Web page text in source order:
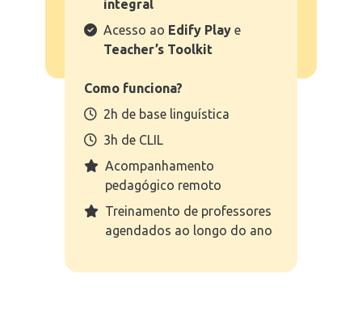
integral
Acesso ao Edify Play e
Teacher’s Toolkit
Como funciona?
2h de base linguística
3h de CLIL
Acompanhamento
pedagógico remoto
Treinamento de professores
agendados ao longo do ano